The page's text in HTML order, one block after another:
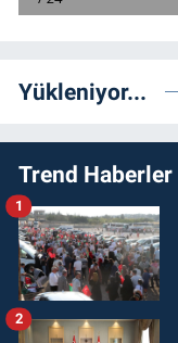
Yükleniyor...
Trend Haberler
1
2